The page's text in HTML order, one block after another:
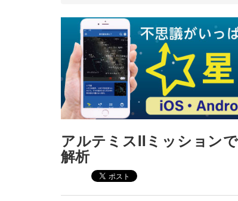
プ
アルテミスIIミッション
解析